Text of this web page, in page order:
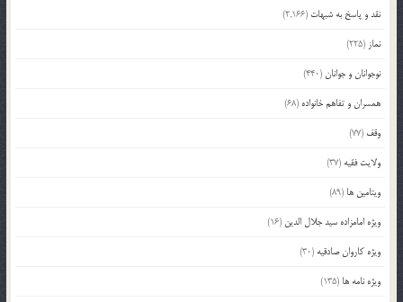
نقد و پاسخ به شبهات (2,166)
نماز (225)
نوجوانان و جوانان(440)
همسران و تفاهم خانواده (68)
وقف (77)
ولایت فقیه (37)
ویتامین ها (89)
ویژه امامزاده سید جلال الدین (16)
ویژه کاروان صادقیه (30)
ویژه نامه ها (135)